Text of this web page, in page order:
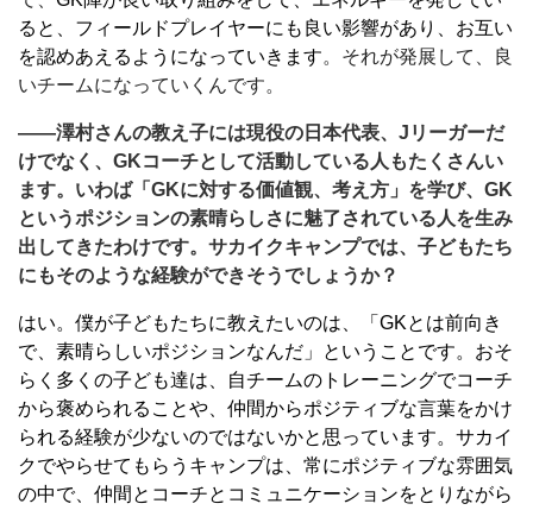
ると、フィールドプレイヤーにも良い影響があり、お互い
を認めあえるようになっていきます。それが発展して、良
いチームになっていくんです。
――澤村さんの教え子には現役の日本代表、Jリーガーだ
けでなく、GKコーチとして活動している人もたくさんい
ます。いわば「GKに対する価値観、考え方」を学び、GK
というポジションの素晴らしさに魅了されている人を生み
出してきたわけです。サカイクキャンプでは、子どもたち
にもそのような経験ができそうでしょうか？
はい。僕が子どもたちに教えたいのは、「GKとは前向き
で、素晴らしいポジションなんだ」ということです。おそ
らく多くの子ども達は、自チームのトレーニングでコーチ
から褒められることや、仲間からポジティブな言葉をかけ
られる経験が少ないのではないかと思っています。サカイ
クでやらせてもらうキャンプは、常にポジティブな雰囲気
の中で、仲間とコーチとコミュニケーションをとりながら